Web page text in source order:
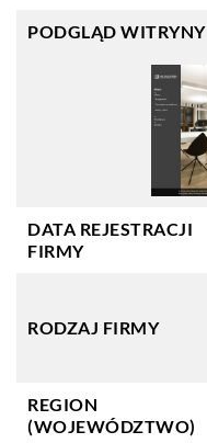
PODGLĄD WITRYNY
DATA REJESTRACJI
FIRMY
RODZAJ FIRMY
REGION
(WOJEWÓDZTWO)